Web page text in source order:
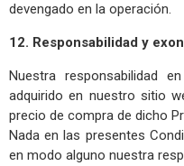
devengado en la operación.
12. Responsabilidad y
Nuestra responsabilidad
adquirido en nuestro sitio
precio de compra de dicho
Nada en las presentes
en modo alguno nuestra